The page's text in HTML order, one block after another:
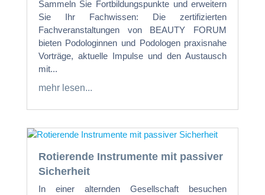
Sammeln Sie Fortbildungspunkte und erweitern
Sie Ihr Fachwissen: Die zertifizierten
Fachveranstaltungen von BEAUTY FORUM
bieten Podologinnen und Podologen praxisnahe
Vorträge, aktuelle Impulse und den Austausch
mit...
mehr lesen...
Rotierende Instrumente mit passiver
Sicherheit
In einer alternden Gesellschaft besuchen